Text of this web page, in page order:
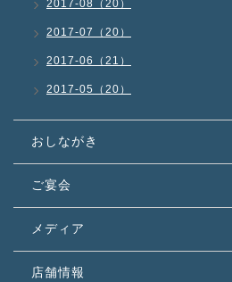
2017-08（20）
2017-07（20）
2017-06（21）
2017-05（20）
おしながき
ご宴会
メディア
店舗情報